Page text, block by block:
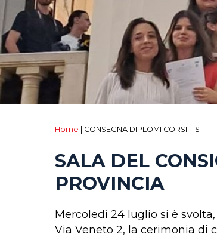
Home CONSEGNA DIPLOMI CORSI ITS
SALA DEL
PROVINCIA
Mercoledì 24 luglio si è
Via Veneto 2, la cerimonia di